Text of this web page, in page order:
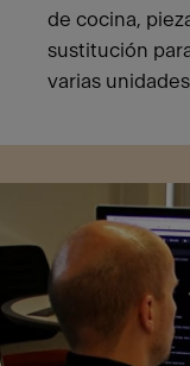
de cocina,
sustitución
varias